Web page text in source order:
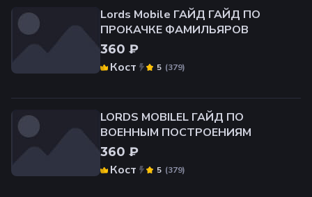
Lords Mobile ГАЙД ️ГАЙД ПО
ПРОКАЧКЕ ФАМИЛЬЯРОВ️
360 ₽
Кост
(379)
5
LORDS MOBILEL ГАЙД ПО
ВОЕННЫМ ПОСТРОЕНИЯМ
360 ₽
Кост
(379)
5